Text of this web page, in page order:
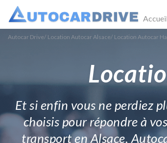
Accueil
Autocar Drive/ Location Autocar Alsace/ Location Autocar
Et si enfin vous ne perdiez
choisis pour répondre à
transport en Alsace,